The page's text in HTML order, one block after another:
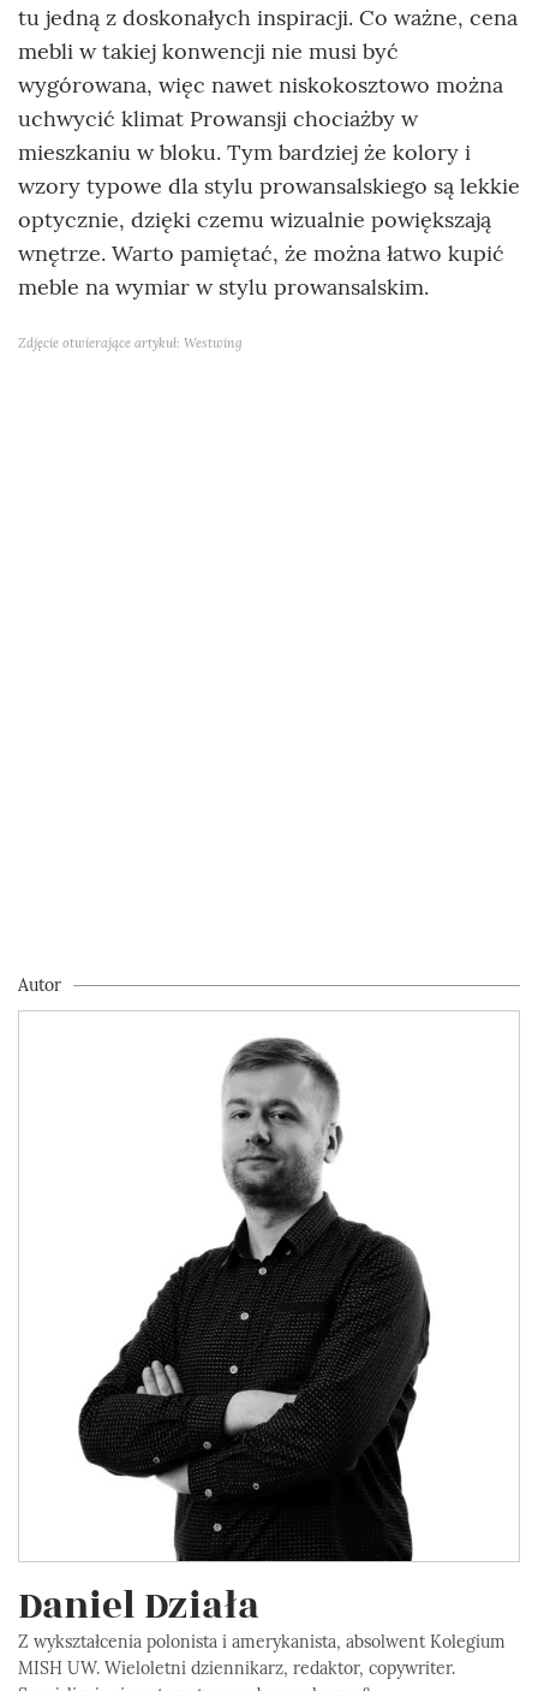
tu jedną z doskonałych inspiracji. Co ważne, cena
mebli w takiej konwencji nie musi być
wygórowana, więc nawet niskokosztowo można
uchwycić klimat Prowansji chociażby w
mieszkaniu w bloku. Tym bardziej że kolory i
wzory typowe dla stylu prowansalskiego są lekkie
optycznie, dzięki czemu wizualnie powiększają
wnętrze. Warto pamiętać, że można łatwo kupić
meble na wymiar w stylu prowansalskim.
Zdjęcie otwierające artykuł: Westwing
Autor
Daniel Działa
Z wykształcenia polonista i amerykanista, absolwent Kolegium
MISH UW. Wieloletni dziennikarz, redaktor, copywriter.